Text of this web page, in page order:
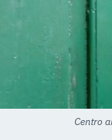
Centro